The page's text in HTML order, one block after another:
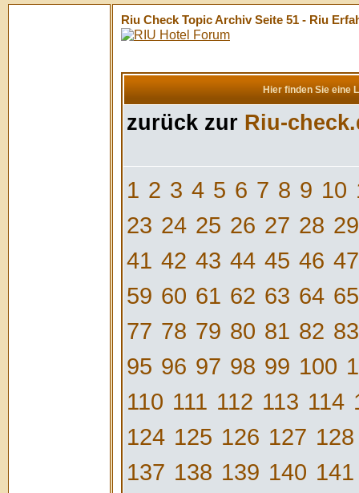
Riu Check Topic Archiv Seite 51 - Riu
Hier finden Sie eine
zurück zur Riu-
1 2 3 4 5 6 7 8 9 10
23 24 25 26 27 28 29
41 42 43 44 45 46 47
59 60 61 62 63 64 65
77 78 79 80 81 82 83
95 96 97 98 99 100
110 111 112 113 114
124 125 126 127 128
137 138 139 140 141